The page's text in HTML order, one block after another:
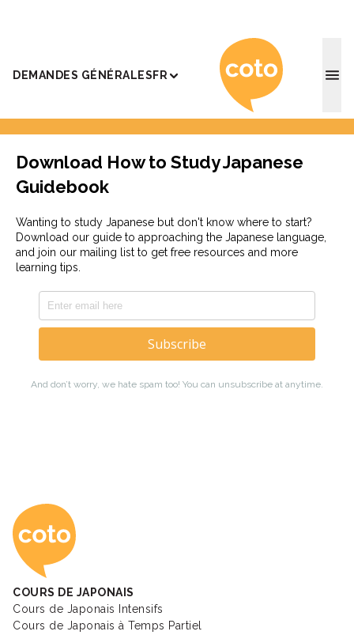
DEMANDES GÉNÉRALESFR Coto
Coto Academy -
COURS DE JAPONAIS
Cours de Japonais Intensifs
Cours de Japonais à Temps Partiel